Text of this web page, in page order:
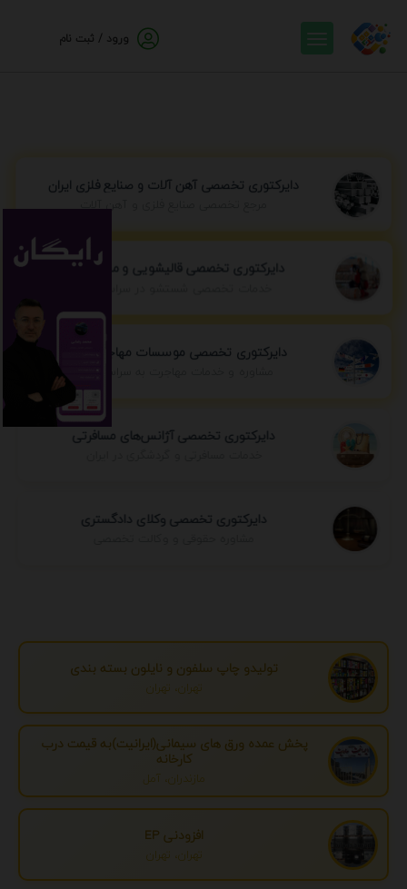
ورود / ثبت نام
دایرکتوری تخصصی آهن آلات و صنایع فلزی ایران
مرجع تخصصی صنایع فلزی و آهن آلات
دایرکتوری تخصصی قالیشویی و مبل شویی
دایرکتوری تخصصی موسسات مهاجرتی ایران
مشاوره و خدمات مهاجرت به سراسر جهان
دایرکتوری تخصصی آژانس‌های مسافرتی
دایرکتوری تخصصی وکلای دادگستری
تولیدو چاپ سلفون و نایلون بسته بندی
تهران، تهران
پخش عمده ورق های سیمانی(ایرانیت)به قیمت درب
کارخانه
مازندران، آمل
افزودنی EP
تهران، تهران